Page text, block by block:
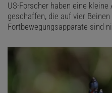
US-Forscher haben eine
geschaffen, die auf vier
Fortbewegungsapparate sind